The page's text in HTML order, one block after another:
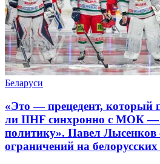
Беларуси
«Это — прецедент, который
ли IIHF синхронно с МОК —
политику». Павел
ограничений на